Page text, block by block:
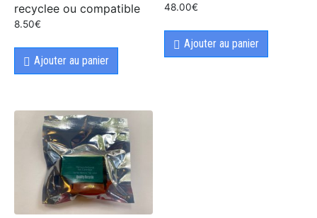
recyclee ou compatible
8.50€
Ajouter au panier
48.00€
Ajouter au panier